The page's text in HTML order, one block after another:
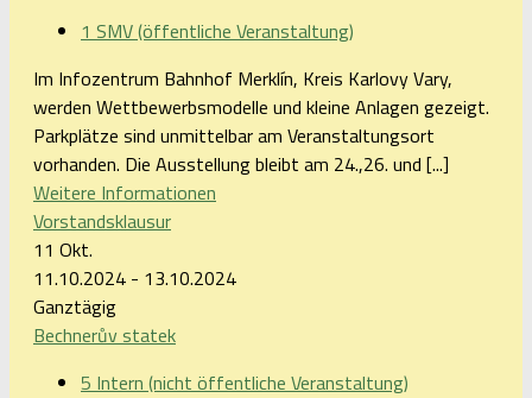
1 SMV (öffentliche Veranstaltung)
Im Infozentrum Bahnhof Merklín, Kreis Karlovy Vary,
werden Wettbewerbsmodelle und kleine Anlagen gezeigt.
Parkplätze sind unmittelbar am Veranstaltungsort
vorhanden. Die Ausstellung bleibt am 24.,26. und [...]
Weitere Informationen
Vorstandsklausur
11 Okt.
11.10.2024 - 13.10.2024
Ganztägig
Bechnerův statek
5 Intern (nicht öffentliche Veranstaltung)